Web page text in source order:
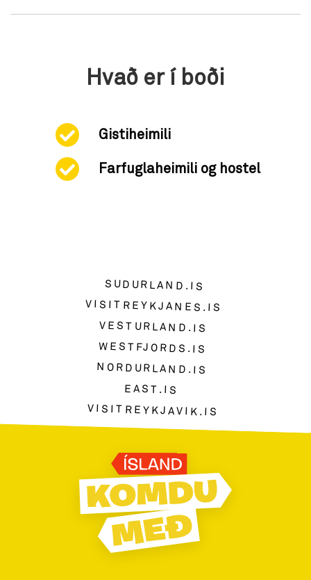
Hvað er í boði
Gistiheimili
Farfuglaheimili og hostel
SUDURLAND.IS
VISITREYKJANES.IS
VESTURLAND.IS
WESTFJORDS.IS
NORDURLAND.IS
EAST.IS
VISITREYKJAVIK.IS